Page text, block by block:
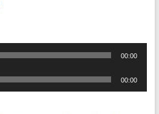
00:00
00:00